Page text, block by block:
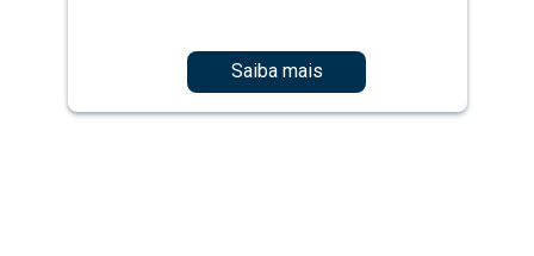
Saiba mais